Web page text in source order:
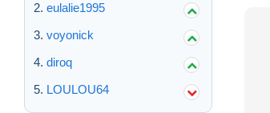
eulalie1995
voyonick
diroq
LOULOU64